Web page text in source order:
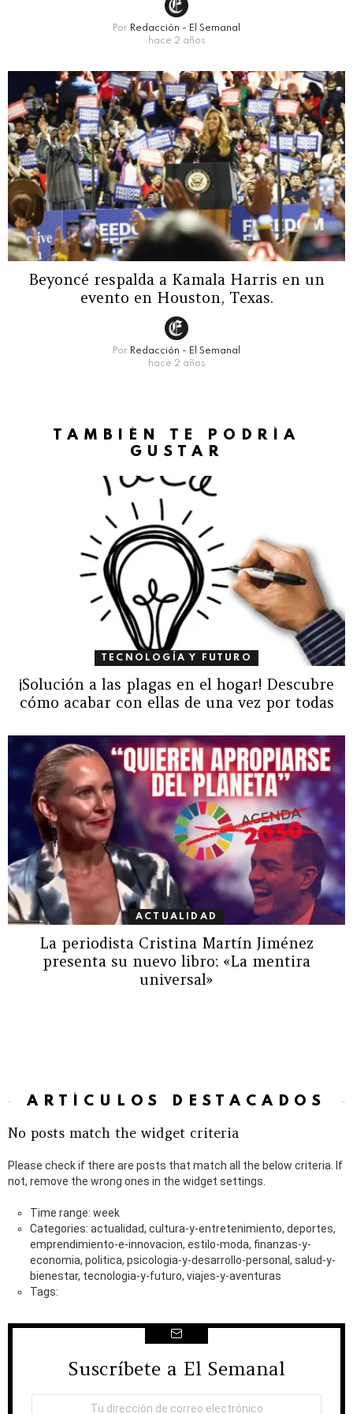
Por Redacción - El Semanal
hace 2 años
Beyoncé respalda a Kamala Harris en un
evento en Houston, Texas.
Por Redacción - El Semanal
hace 2 años
TAMBIÉN TE PODRÍA
GUSTAR
TECNOLOGÍA Y FUTURO
¡Solución a las plagas en el hogar! Descubre
cómo acabar con ellas de una vez por todas
ACTUALIDAD
La periodista Cristina Martín Jiménez
presenta su nuevo libro: «La mentira
universal»
ARTÍCULOS DESTACADOS
No posts match the widget criteria
Please check if there are posts that match all the below criteria. If
not, remove the wrong ones in the widget settings.
Time range: week
Categories: actualidad, cultura-y-entretenimiento, deportes,
emprendimiento-e-innovacion, estilo-moda, finanzas-y-
economia, politica, psicologia-y-desarrollo-personal, salud-y-
bienestar, tecnologia-y-futuro, viajes-y-aventuras
Tags:
NEWSLETTER
Suscríbete a El Semanal